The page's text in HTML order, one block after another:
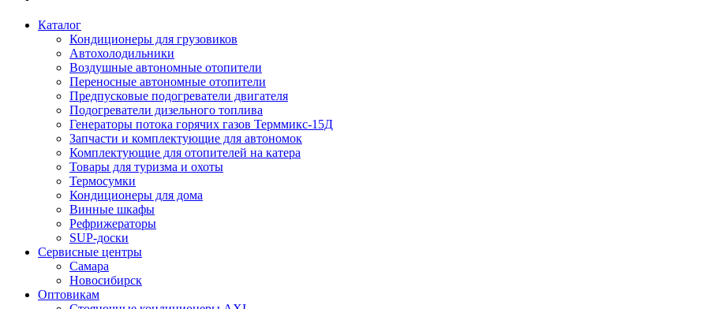
Каталог
Кондиционеры для грузовиков
Автохолодильники
Воздушные автономные отопители
Переносные автономные отопители
Предпусковые подогреватели двигателя
Подогреватели дизельного топлива
Генераторы потока горячих газов Терммикс-15Д
Запчасти и комплектующие для автономок
Комплектующие для отопителей на катера
Товары для туризма и охоты
Термосумки
Кондиционеры для дома
Винные шкафы
Рефрижераторы
SUP-доски
Сервисные центры
Самара
Новосибирск
Оптовикам